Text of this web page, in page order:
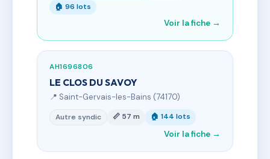
🏠 96 lots
Voir la fiche →
AH1696806
LE CLOS DU SAVOY
📍 Saint-Gervais-les-Bains (74170)
Autre syndic 📏 57 m 🏠 144 lots
Voir la fiche →